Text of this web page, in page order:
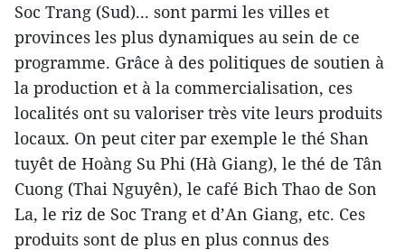
Soc Trang (Sud)... sont parmi les villes et
provinces les plus dynamiques au sein de ce
programme. Grâce à des politiques de soutien à
la production et à la commercialisation, ces
localités ont su valoriser très vite leurs produits
locaux. On peut citer par exemple le thé Shan
tuyêt de Hoàng Su Phi (Hà Giang), le thé de Tân
Cuong (Thai Nguyên), le café Bich Thao de Son
La, le riz de Soc Trang et d’An Giang, etc. Ces
produits sont de plus en plus connus des